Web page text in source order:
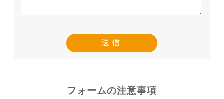
フォームの注意事項